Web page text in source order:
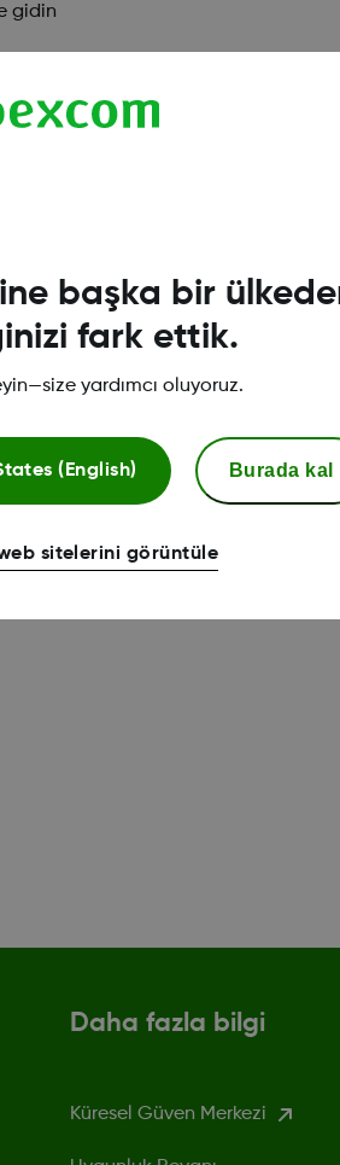
gidin
sonlandırmak istiyorsanız
sonlandırmak istiyorsanız
Daha fazla bilgi
Küresel Güven Merkezi
başka bir
fark ettik.
yardımcı oluyoruz.
(English) Burada kal
sitelerini görüntüle